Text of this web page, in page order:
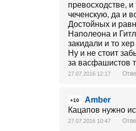
превосходстве,
чеченскую, да и
Достойных и
Наполеона и
закидали и то
Ну и не стоит
за васфашистов
27.07.2016 12:17
+10
Amber
Кацапов нужно
27.07.2016 10:47